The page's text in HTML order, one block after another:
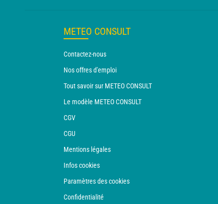
METEO CONSULT
Contactez-nous
Nos offres d'emploi
Tout savoir sur METEO CONSULT
Le modèle METEO CONSULT
CGV
CGU
Mentions légales
Infos cookies
Paramètres des cookies
Confidentialité